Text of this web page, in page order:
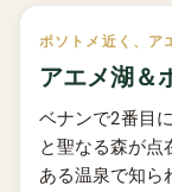
ポソトメ近く、ア
アエメ湖＆
ベナンで2番目
と聖なる森が点
ある温泉で知ら